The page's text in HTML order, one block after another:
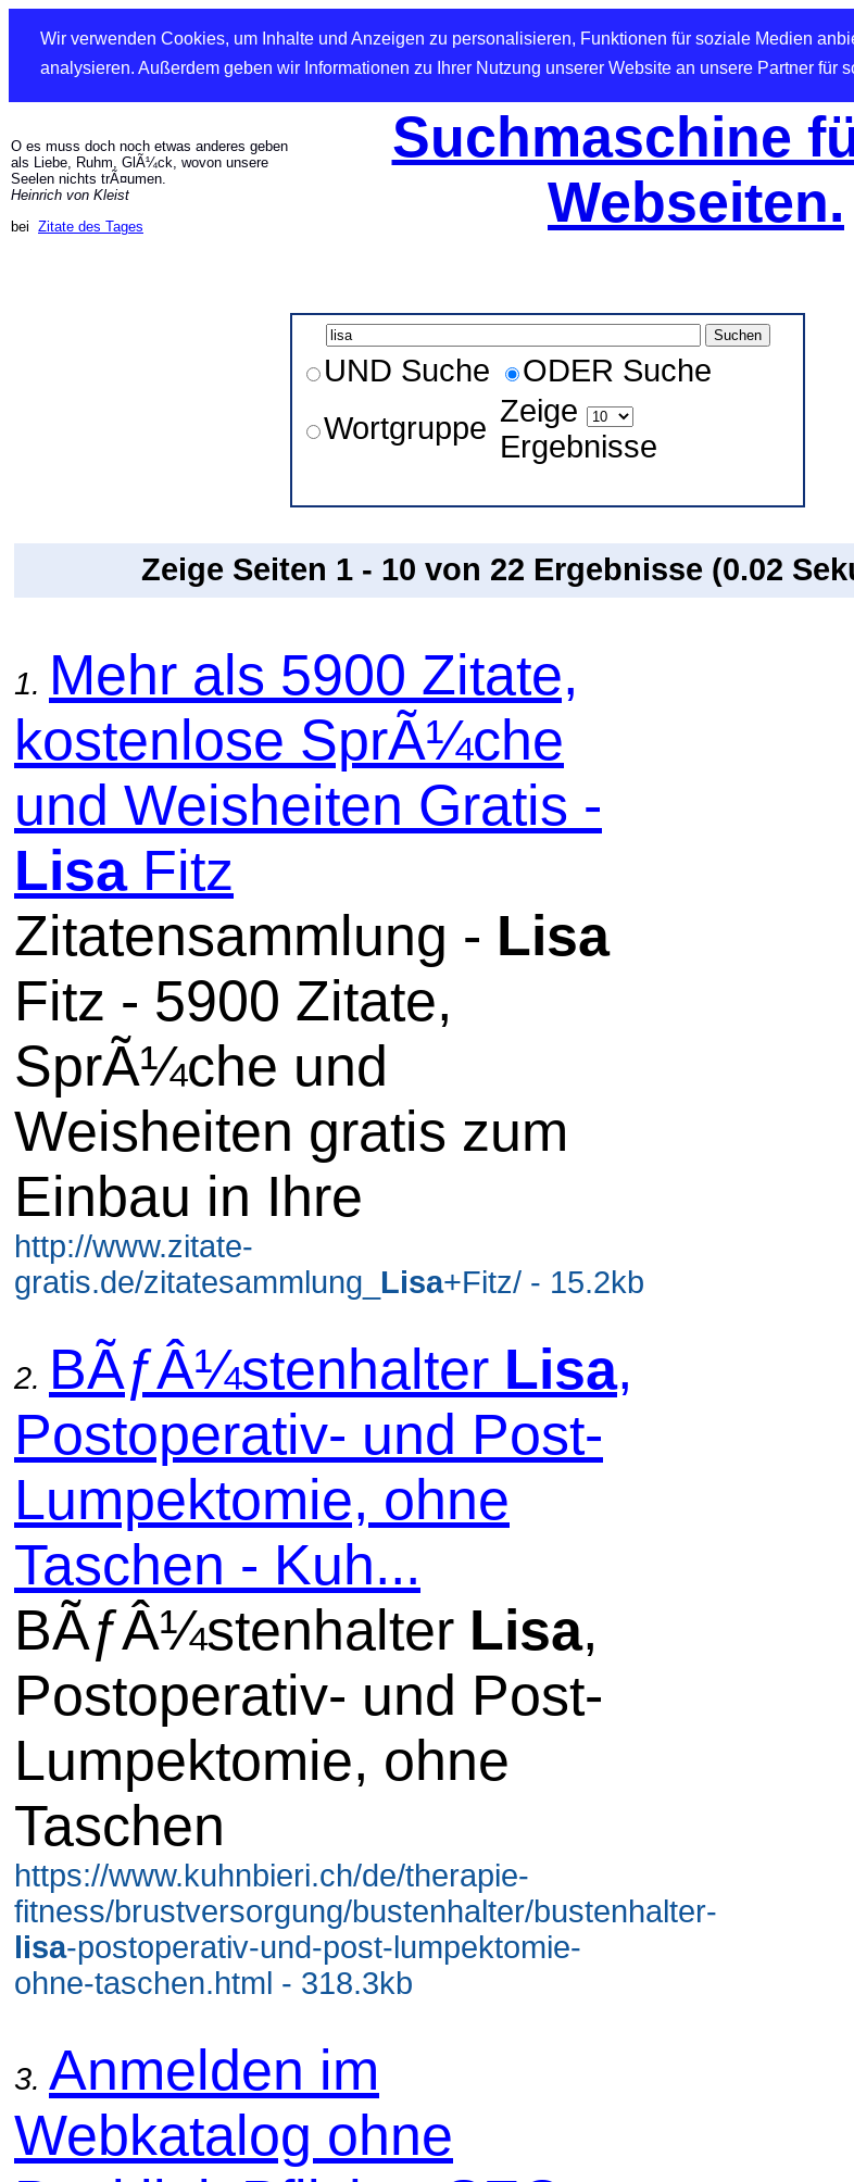
Wir verwenden Cookies, um Inhalte und Anzeigen zu personalisieren, Funktionen für soziale Medien
analysieren. Außerdem geben wir Informationen zu Ihrer Nutzung unserer Website an unsere Partner für
O es muss doch noch etwas anderes geben
als Liebe, Ruhm, GlÃ¼ck, wovon unsere
Seelen nichts trÃ¤umen.
Heinrich von Kleist
bei Zitate des Tages
Suchmaschine
Webseiten.
UND Suche
ODER Suche
Wortgruppe Zeige
Ergebnisse
Zeige Seiten 1 - 10 von 22 Ergebnisse (0.02
1. Mehr als 5900 Zitate,
kostenlose SprÃ¼che
und Weisheiten Gratis -
LisaFitz
Zitatensammlung - Lisa
Fitz - 5900 Zitate,
SprÃ¼che und
Weisheiten gratis zum
Einbau in Ihre
http://www.zitate-
gratis.de/zitatesammlung_ Lisa+Fitz/ - 15.2kb
2. BÃƒÂ¼stenhalter Lisa,
Postoperativ- und Post-
Lumpektomie, ohne
Taschen - Kuh...
BÃƒÂ¼stenhalter Lisa,
Postoperativ- und Post-
Lumpektomie, ohne
Taschen
https://www.kuhnbieri.ch/de/therapie-
fitness/brustversorgung/bustenhalter/bustenhalter-
lisa-postoperativ-und-post-lumpektomie-
ohne-taschen.html - 318.3kb
3. Anmelden im
Webkatalog ohne